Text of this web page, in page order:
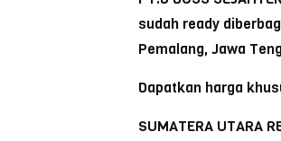
sudah ready
Pemalang, Jawa
Dapatkan harga
SUMATERA UTARA